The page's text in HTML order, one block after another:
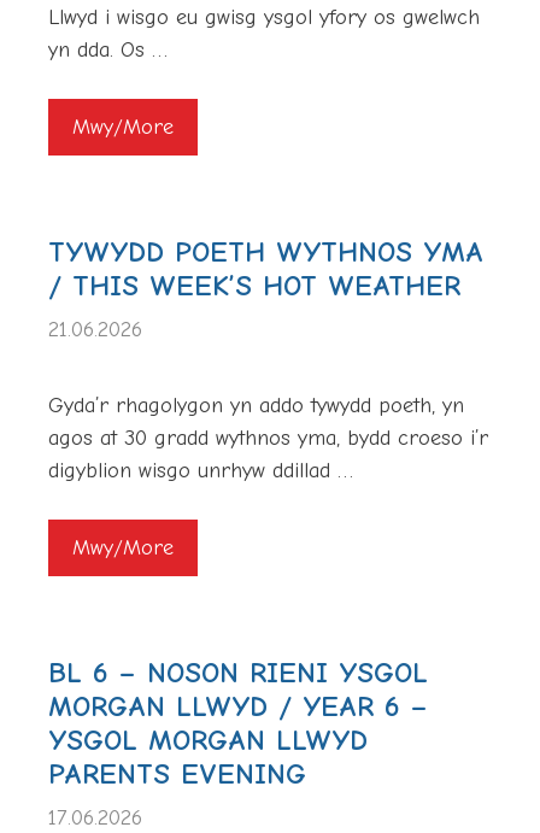
Llwyd i wisgo eu gwisg ysgol yfory os gwelwch
yn dda. Os …
Mwy/More
TYWYDD POETH WYTHNOS YMA
/ THIS WEEK’S HOT WEATHER
21.06.2026
Gyda’r rhagolygon yn addo tywydd poeth, yn
agos at 30 gradd wythnos yma, bydd croeso i’r
digyblion wisgo unrhyw ddillad …
Mwy/More
BL 6 – NOSON RIENI YSGOL
MORGAN LLWYD / YEAR 6 –
YSGOL MORGAN LLWYD
PARENTS EVENING
17.06.2026